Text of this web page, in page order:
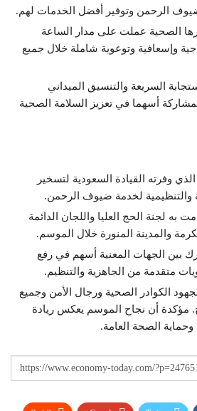
الرحمن وتوفير أفضل الخدمات لهم.
الصحية عملت على مدار الساعة
وإسعافية وتوعوية شاملة خلال جميع
السريعة والتنسيق الميداني
أسهما في تعزيز السلامة الصحية
وفرته القيادة السعودية لتسخير
والتنظيمية لخدمة ضيوف الرحمن.
به لجنة الحج العليا واللجان الدائمة
والمدينة المنورة خلال الموسم.
بين الجهات المعنية أسهم في رفع
متقدمة من الجاهزية والتنظيم.
الكوادر الصحية ورجال الأمن وجميع
مؤكدة أن نجاح الموسم يعكس ريادة
الصحة العامة.